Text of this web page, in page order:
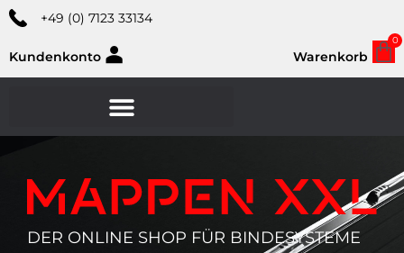
+49 (0) 7123 33134
Kundenkonto Warenkorb
0
DER ONLINE SHOP FÜR BINDESYSTEME